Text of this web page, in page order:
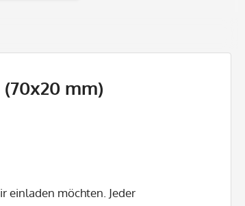
mm)
einladen möchten. Jeder